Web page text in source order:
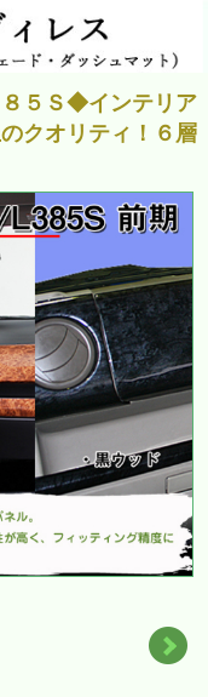
５Ｓ◆インテリア
クオリティ！６層